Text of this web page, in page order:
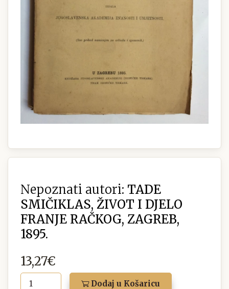
Nepoznati autori: TADE
SMIČIKLAS, ŽIVOT I DJELO
FRANJE RAČKOG, ZAGREB,
1895.
13,27€
Dodaj u Košaricu